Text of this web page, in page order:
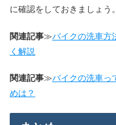
に確認をしておきましょう。
関連記事≫バイクの洗車方
く解説
関連記事≫バイクの洗車っ
めは？